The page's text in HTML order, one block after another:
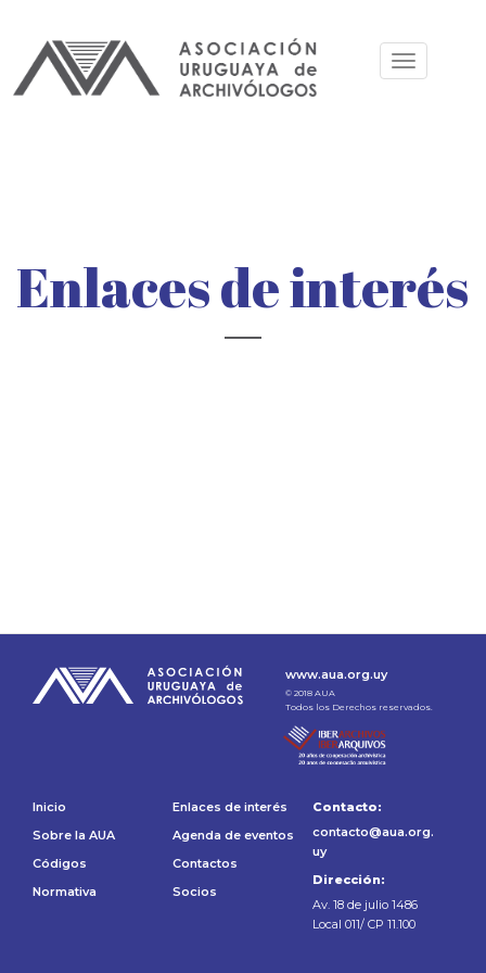
main
Toggle
Enlaces de interés
www.aua.org.uy
© 2018 AUA
Todos los Derechos reservados.
Inicio
Sobre la AUA
Códigos
Normativa
Enlaces de interés
Agenda de eventos
Contactos
Socios
Contacto:
contacto@aua.org.
uy
Dirección:
Av. 18 de julio 1486
Local 011/ CP 11.100